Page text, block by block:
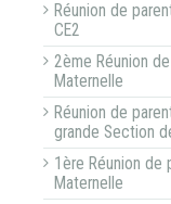
Réunion de
CE2
2ème Réunion
Maternelle
Réunion de
grande Section
1ère Réunion
Maternelle